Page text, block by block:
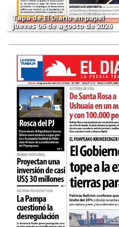
Tapa de El Diario en papel
jueves 06 de agosto de 2026